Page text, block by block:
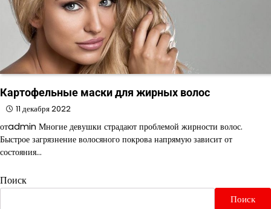
Картофельные маски для жирных волос
11 декабря 2022
отadmin Многие девушки страдают проблемой жирности волос.
Быстрое загрязнение волосяного покрова напрямую зависит от
состояния…
Поиск
Поиск